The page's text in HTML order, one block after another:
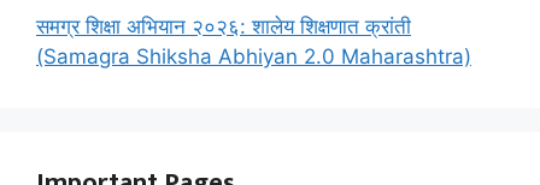
समग्र शिक्षा अभियान २०२६: शालेय शिक्षणात क्रांती
(Samagra Shiksha Abhiyan 2.0 Maharashtra)